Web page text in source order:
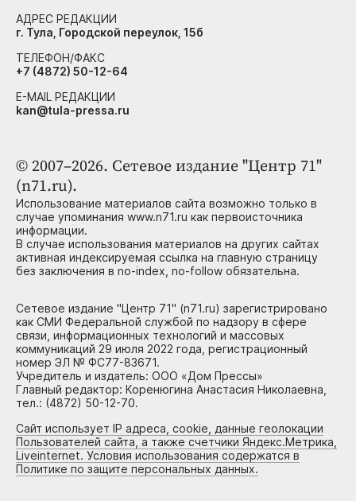
© 2007–2026. Сетевое издание "Центр 71"
(n71.ru).
Использование материалов сайта возможно только в
случае упоминания www.n71.ru как первоисточника
информации.
В случае использования материалов на других сайтах
активная индексируемая ссылка на главную страницу
без заключения в no-index, no-follow обязательна.
Сетевое издание "Центр 71" (n71.ru) зарегистрировано
как СМИ Федеральной службой по надзору в сфере
связи, информационных технологий и массовых
коммуникаций 29 июля 2022 года, регистрационный
номер ЭЛ № ФС77-83671.
Учредитель и издатель: ООО «Дом Прессы»
Главный редактор: Коренюгина Анастасия Николаевна,
тел.: (4872) 50-12-70.
Сайт использует IP адреса, cookie, данные геолокации
Пользователей сайта, а также счетчики Яндекс.Метрика,
Liveinternet. Условия использования содержатся в
Политике по защите персональных данных.
АДРЕС РЕДАКЦИИ
г. Тула, Городской переулок, 15б
ТЕЛЕФОН/ФАКС
+7 (4872) 50-12-64
E-MAIL РЕДАКЦИИ
kan@tula-pressa.ru